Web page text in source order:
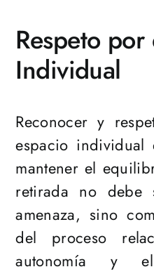
Respeto
Individual
Reconocer y
espacio individual
mantener el
retirada no debe
amenaza, sino
del proceso
autonomía y el